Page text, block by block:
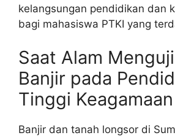
kelangsungan pendidikan dan
bagi mahasiswa PTKI yang
Saat Alam
Banjir pada
Tinggi Keagamaan
Banjir dan tanah longsor di